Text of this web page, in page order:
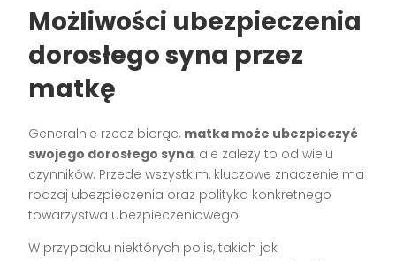
Możliwości ubezpieczenia
dorosłego syna przez
matkę
Generalnie rzecz biorąc, matka może ubezpieczyć
swojego dorosłego syna, ale zależy to od wielu
czynników. Przede wszystkim, kluczowe znaczenie ma
rodzaj ubezpieczenia oraz polityka konkretnego
towarzystwa ubezpieczeniowego.
W przypadku niektórych polis, takich jak